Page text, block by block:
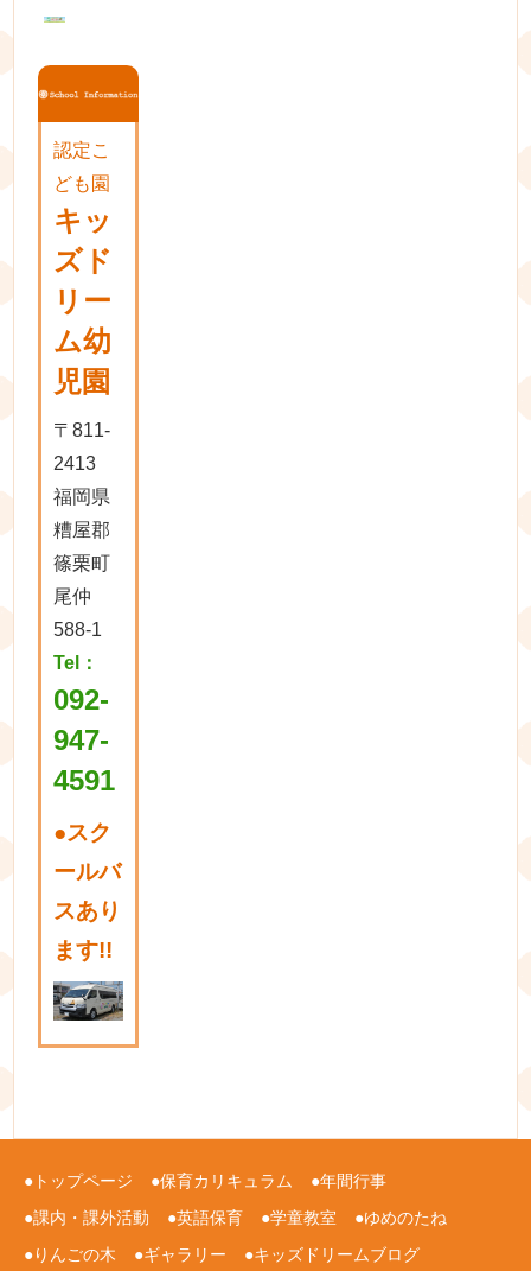
認定こ
ども園
キッ
ズド
リー
ム幼
児園
〒811-
2413
福岡県
糟屋郡
篠栗町
尾仲
588-1
Tel：
092-
947-
4591
●スク
ールバ
スあり
ます!!
トップページ 保育カリキュラム
年間行事
課内・課外活動
英語保育 学童教室
ゆめのたね
りんごの木
ギャラリー キッズドリームブログ